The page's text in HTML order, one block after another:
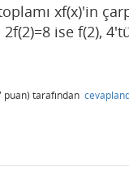
xf(x)'in
ise f(2),
puan) tarafından